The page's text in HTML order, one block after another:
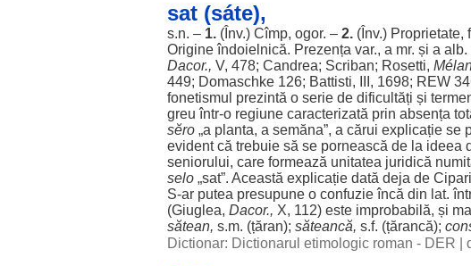
sat (sáte),
s.n. – 1. (Înv.) Cîmp, ogor. – 2. (Înv.) Proprietate,
Origine îndoielnică. Prezența var., a mr. și a alb.
Dacor., V, 478; Candrea; Scriban; Rosetti,
449; Domaschke 126; Battisti, III, 1698; REW
fonetismul prezintă o serie de dificultăți și
greu într-o regiune caracterizată prin absența
sĕro „a planta, a semăna”, a cărui explicație se
evidentcă trebuie să se pornească de la ideea
seniorului, care formează unitatea juridică
selo „sat”. Această explicație dată deja de
S-ar putea presupune o confuzie încă din lat.
(Giuglea, Dacor., X, 112) este improbabilă, și
sătean, s.m. (țăran); săteancă, s.f. (țărancă);
Dictionar: Dictionarul etimologic roman - DER